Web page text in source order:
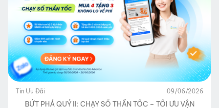
Tin Ưu Đãi 09/06/2026
BỨT PHÁ QUÝ II: CHẠY SỐ THẦN TỐC – TỐI ƯU VẬN